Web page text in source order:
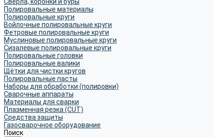
Полировальные материалы
Полировальные круги
Войлочные полировальные круги
Фетровые полировальные круги
Муслиновые полировальные круги
Cизалевые полировальные круги
Полировальные головки
Полировальные валики
Щётки для чистки кругов
Полировальные пасты
Наборы для обработки (полировки)
Сварочные аппараты
Материалы для сварки
Плазменная резка (CUT)
Средства защиты
Газосварочное оборудование
Поиск